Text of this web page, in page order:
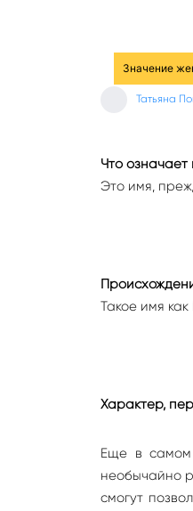
Значение
Татьяна
Что
Это имя,
Такое имя
Характер,
Еще в самом
необычайно
смогут